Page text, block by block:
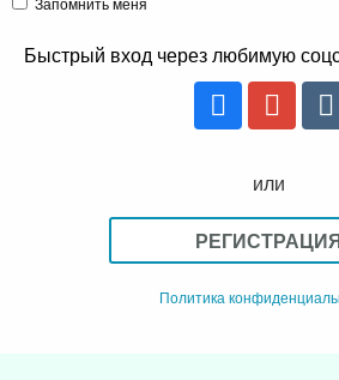
Быстрый вход через любимую
или
Политика